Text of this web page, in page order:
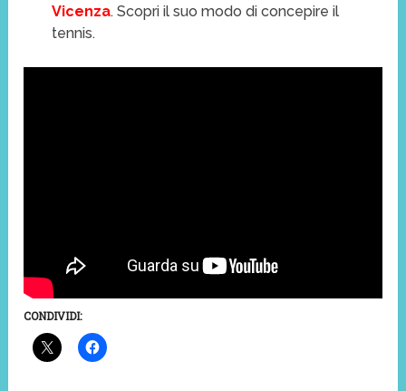
Vicenza. Scopri il suo modo di concepire il
tennis.
CONDIVIDI: